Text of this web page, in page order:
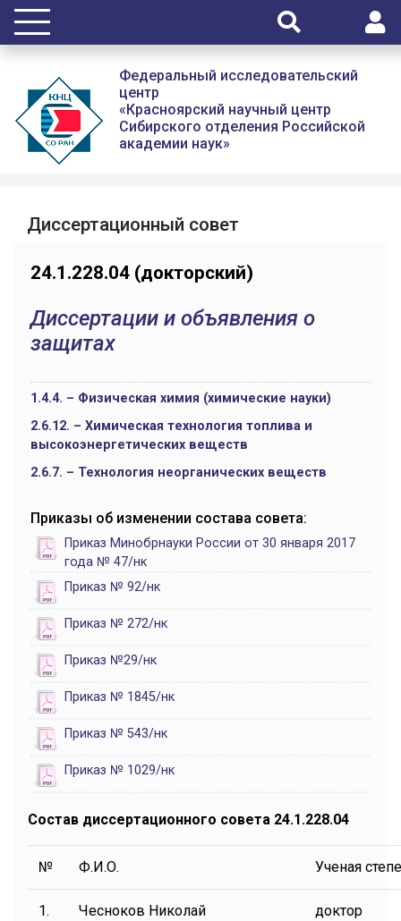
Федеральный исследовательский
центр
«Красноярский научный центр
Сибирского отделения Российской
академии наук»
Диссертационный совет
24.1.228.04 (докторский)
Диссертации и объявления о
защитах
1.4.4. – Физическая химия (химические науки)
2.6.12. – Химическая технология топлива и
высокоэнергетических веществ
2.6.7. – Технология неорганических веществ
Приказы об изменении состава совета:
Приказ Минобрнауки России от 30 января 2017
года № 47/нк
Приказ № 92/нк
Приказ № 272/нк
Приказ №29/нк
Приказ № 1845/нк
Приказ № 543/нк
Приказ № 1029/нк
Состав диссертационного совета 24.1.228.04
№ Ф.И.О. Ученая
1.
Чесноков Николай
доктор